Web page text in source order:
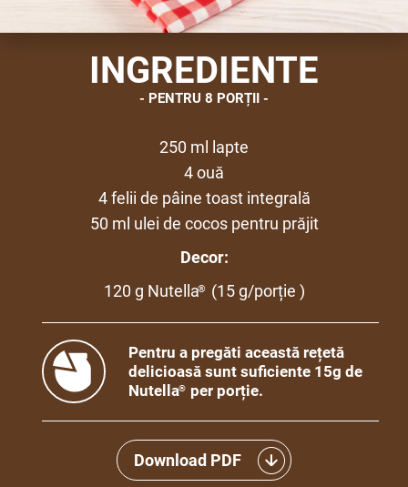
INGREDIENTE
PENTRU 8 PORȚII
250 ml lapte
4 ouă
4 felii de pâine toast integrală
50 ml ulei de cocos pentru prăjit
Decor:
120 g Nutella® (15 g/porție )
Pentru a pregăti această rețetă
delicioasă sunt suficiente 15g de
Nutella® per porție.
Download PDF